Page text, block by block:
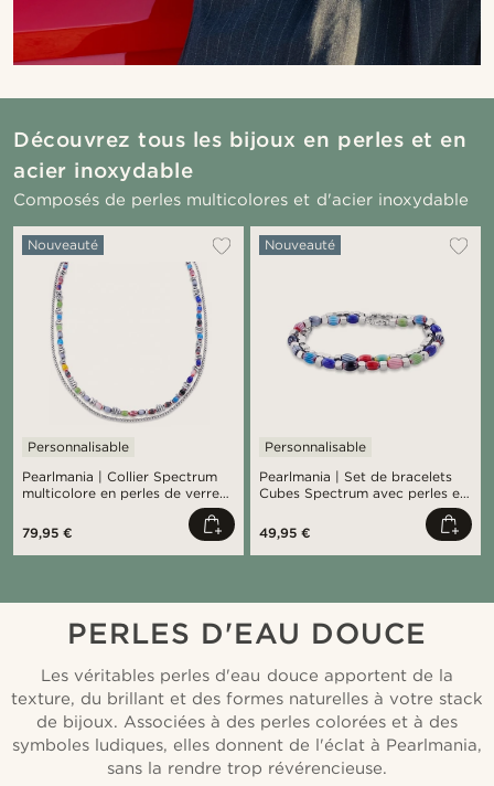
Découvrez tous les bijoux en perles et en
acier inoxydable
Composés de perles multicolores et d'acier inoxydable
Pearlmania | Collier Spectrum
multicolore en perles de verreet
Nouveauté
Personnalisable
79,95 €
Pearlmania | Set de bracelets
Cubes Spectrum avec perles en
verre multicolores et acier
inoxydable
Nouveauté
Personnalisable
49,95 €
PERLES D'EAU DOUCE
Les véritables perles d'eau douce apportent de la
texture, du brillant et des formes naturelles à votre stack
de bijoux. Associées à des perles colorées et à des
symboles ludiques, elles donnent de l'éclat à Pearlmania,
sans la rendre trop révérencieuse.